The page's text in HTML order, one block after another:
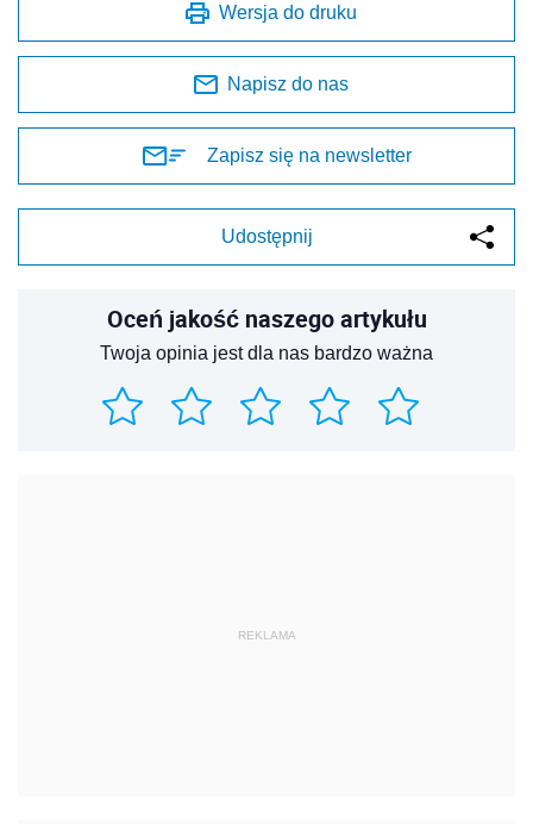
Wersja do druku
Napisz do nas
Zapisz się na newsletter
Udostępnij
Oceń jakość naszego artykułu
Twoja opinia jest dla nas bardzo ważna
REKLAMA